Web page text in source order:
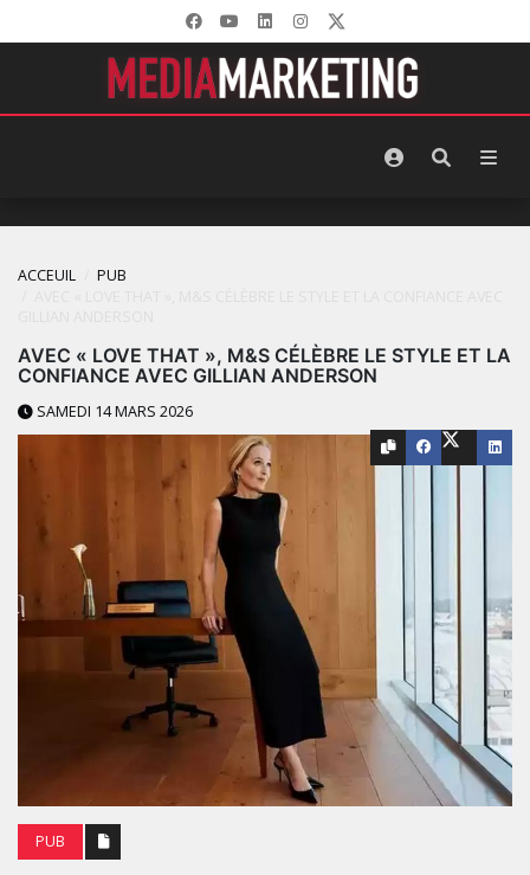
ACCEUIL
PUB
AVEC « LOVE THAT », M&S CÉLÈBRE LE STYLE ET LA
CONFIANCE AVEC GILLIAN ANDERSON
SAMEDI 14 MARS 2026
PUB